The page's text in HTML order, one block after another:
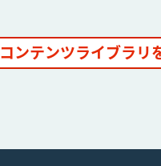
コンテンツライブラリ